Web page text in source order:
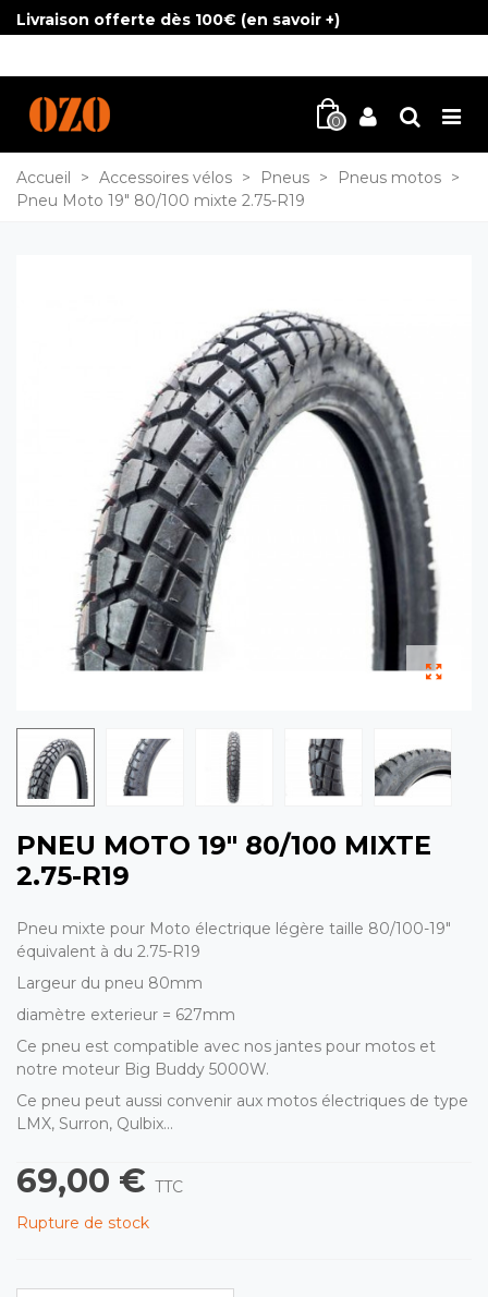
Livraison offerte dès 100€ (en savoir +)
0
Accueil > Accessoires vélos > Pneus > Pneus motos >
Pneu Moto 19" 80/100 mixte 2.75-R19
PNEU MOTO 19" 80/100 MIXTE
2.75-R19
Pneu mixte pour Moto électrique légère taille 80/100-19"
équivalent à du 2.75-R19
Largeur du pneu 80mm
diamètre exterieur = 627mm
Ce pneu est compatible avec nos jantes pour motos et
notre moteur Big Buddy 5000W.
Ce pneu peut aussi convenir aux motos électriques de type
LMX, Surron, Qulbix...
69,00 € TTC
Rupture de stock